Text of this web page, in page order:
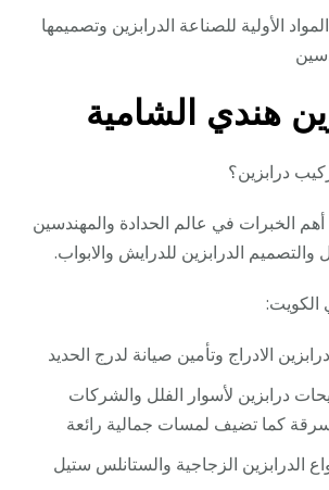
الأولية للصناعة الدرابزين وتصميمها
هندي الشامية
درابزين؟
الخبرات في عالم الحدادة والمهندسين
الدرابزين للدرايش والابواب.
الكويت:
الادراج وتأمين صيانة لدرج الحديد
درابزين لأسوار الفلل والشركات
كما تضيف لمسات جمالية رائعة
الدرابزين الزجاجية والستانلس ستيل